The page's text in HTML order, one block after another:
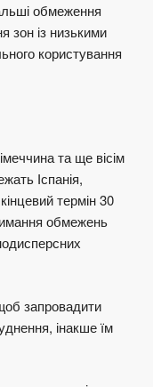
обмеження
зон із низькими
користування
та ще вісім
Іспанія,
термін 30
обмежень
запровадити
інакше їм